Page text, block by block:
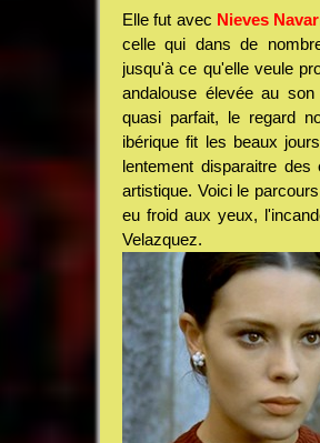
Elle fut avec Nieves
celle qui dans de
jusqu'à ce qu'elle veule
andalouse élevée au
quasi parfait, le regard
ibérique fit les beaux
lentement disparaitre
artistique. Voici le
eu froid aux yeux,
Velazquez.